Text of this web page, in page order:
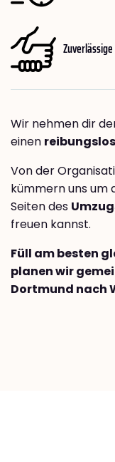
Wir nehmen dir
einen
Von der
kümmern uns um
Seiten des
freuen kannst.
Füll am besten
planen wir
Dortmund nach